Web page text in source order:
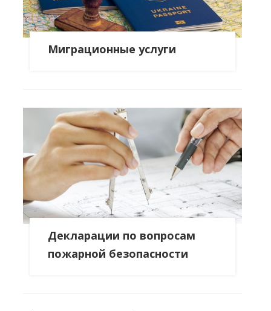
Миграционные услуги
Декларации по вопросам
пожарной безопасности